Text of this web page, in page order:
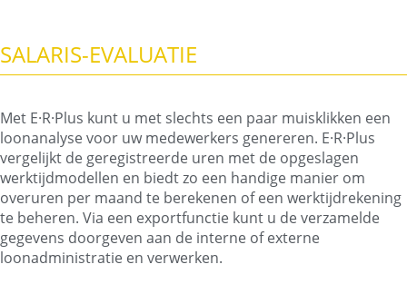
SALARIS-EVALUATIE
Met E·R·Plus kunt u met slechts een paar muisklikken een
loonanalyse voor uw medewerkers genereren. E·R·Plus
vergelijkt de geregistreerde uren met de opgeslagen
werktijdmodellen en biedt zo een handige manier om
overuren per maand te berekenen of een werktijdrekening
te beheren. Via een exportfunctie kunt u de verzamelde
gegevens doorgeven aan de interne of externe
loonadministratie en verwerken.